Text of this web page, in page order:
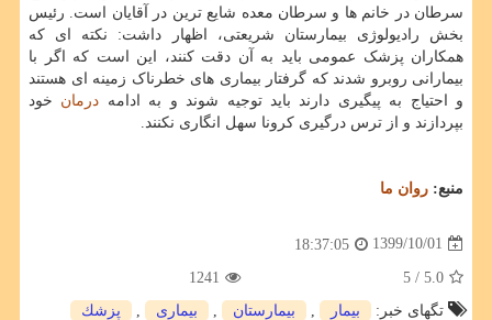
سرطان در خانم ها و سرطان معده شایع ترین در آقایان است. رئیس
بخش رادیولوژی بیمارستان شریعتی، اظهار داشت: نکته ای که
همکاران پزشک عمومی باید به آن دقت کنند، این است که اگر با
بیمارانی روبرو شدند که گرفتار بیماری های خطرناک زمینه ای هستند
و احتیاج به پیگیری دارند باید توجیه شوند و به ادامه درمان خود
بپردازند و از ترس درگیری کرونا سهل انگاری نکنند.
منبع: روان ما
1399/10/01
18:37:05
5.0
/ 5
1241
تگهای خبر:
بیمار بیمارستان بیماری پزشك